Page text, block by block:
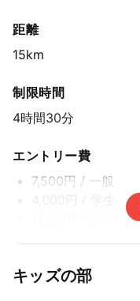
距離
15km
制限時間
4時間30分
エントリー費
7,500円 / 一般
4,000円 / 学生
先着方式
キッズの部